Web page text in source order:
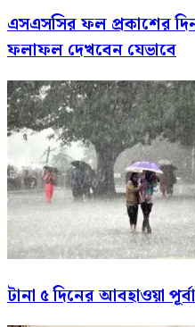
এসএসসির ফল প্রকাশের
ফলাফল দেখবেন যেভাবে
টানা ৫ দিনের আবহাওয়া